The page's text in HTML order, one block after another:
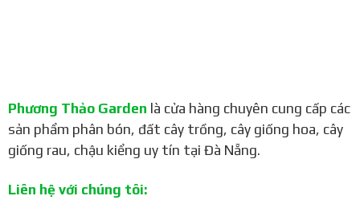
Phương Thảo Garden là cửa hàng chuyên cung cấp các
sản phẩm phân bón, đất cây trồng, cây giống hoa, cây
giống rau, chậu kiểng uy tín tại Đà Nẵng.
Liên hệ với chúng tôi: